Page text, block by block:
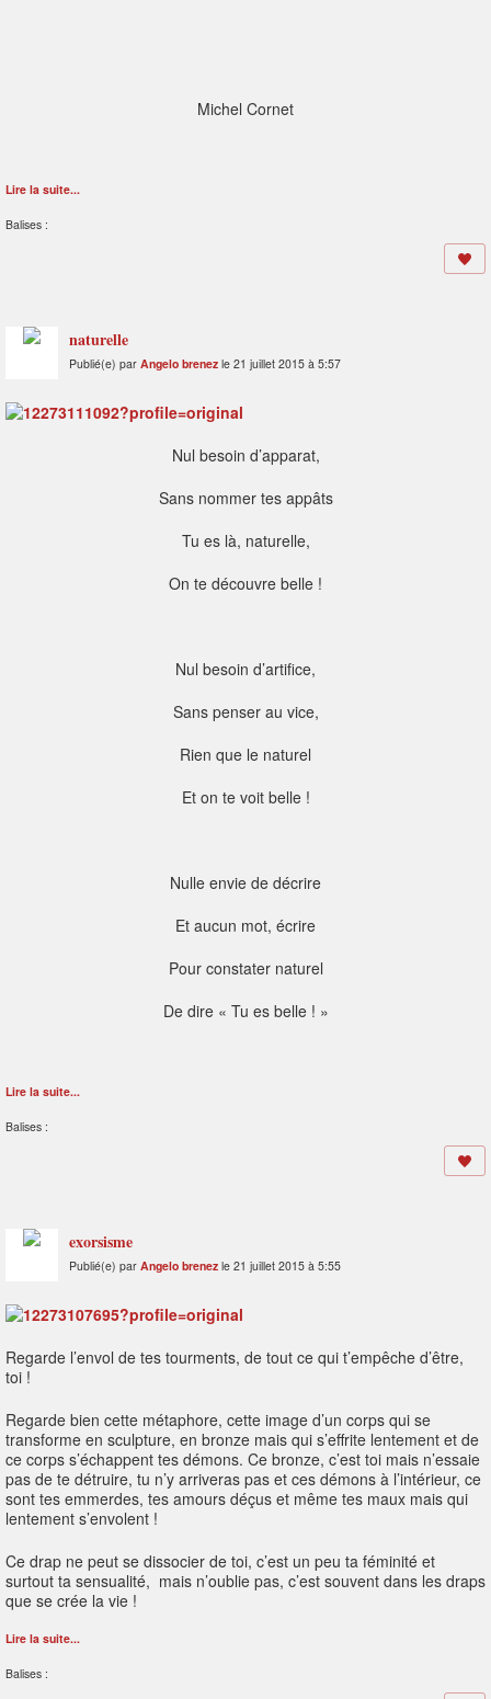
Michel Cornet
Lire la suite...
Balises :
naturelle
Publié(e) par Angelo brenez le 21 juillet 2015 à 5:57
Nul besoin d’apparat,
Sans nommer tes appâts
Tu es là, naturelle,
On te découvre belle !
Nul besoin d’artifice,
Sans penser au vice,
Rien que le naturel
Et on te voit belle !
Nulle envie de décrire
Et aucun mot, écrire
Pour constater naturel
De dire « Tu es belle ! »
Lire la suite...
Balises :
exorsisme
Publié(e) par Angelo brenez le 21 juillet 2015 à 5:55
Regarde l’envol de tes tourments, de tout ce qui t’empêche d’être,
toi !
Regarde bien cette métaphore, cette image d’un corps qui se
transforme en sculpture, en bronze mais qui s’effrite lentement et de
ce corps s’échappent tes démons. Ce bronze, c’est toi mais n’essaie
pas de te détruire, tu n’y arriveras pas et ces démons à l’intérieur, ce
sont tes emmerdes, tes amours déçus et même tes maux mais qui
lentement s’envolent !
Ce drap ne peut se dissocier de toi, c’est un peu ta féminité et
surtout ta sensualité, mais n’oublie pas, c’est souvent dans les draps
que se crée la vie !
Lire la suite...
Balises :